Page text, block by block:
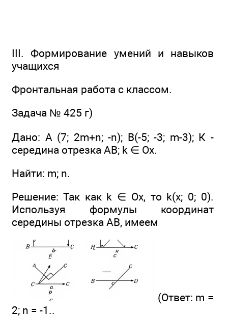
III. Формирование умений и навыков
учащихся
Фронтальная работа с классом.
Задача № 425 г)
Дано: А (7; 2m+n; -n); В(-5; -3; m-3); К -
середина отрезка АВ; k ∈ Ох.
Найти: m; n.
Решение: Так как k ∈ Ох, то k(х; 0; 0).
Используя формулы координат
середины отрезка АВ, имеем
(Ответ: m =
2; n = -1..